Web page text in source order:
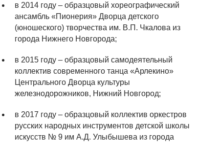
в 2014 году – образцовый хореографический
ансамбль «Пионерия» Дворца детского
(юношеского) творчества им. В.П. Чкалова из
города Нижнего Новгорода;
в 2015 году – образцовый самодеятельный
коллектив современного танца «Арлекино»
Центрального Дворца культуры
железнодорожников, Нижний Новгород;
в 2017 году – образцовый коллектив оркестров
русских народных инструментов детской школы
искусств № 9 им А.Д. Улыбышева из города